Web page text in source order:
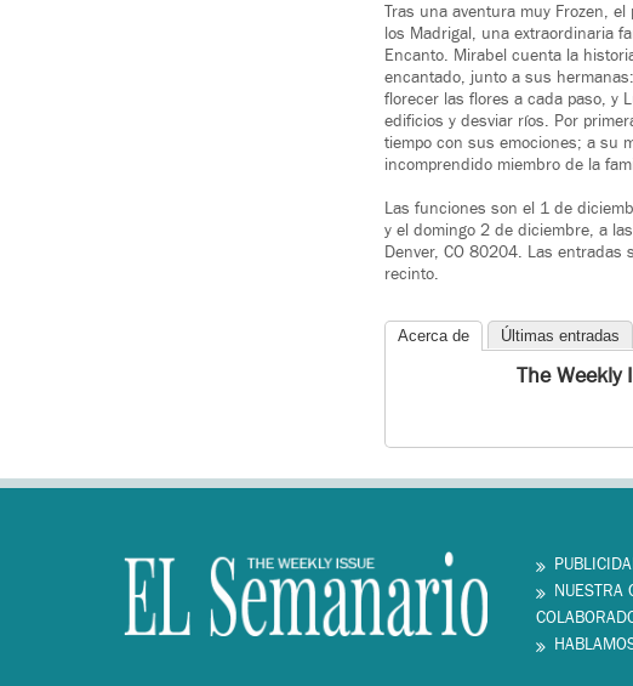
Tras una aventura muy Frozen,
los Madrigal, una extraordinaria
Encanto. Mirabel cuenta la
encantado, junto a sus
florecer las flores a cada paso, y
edificios y desviar ríos. Por
tiempo con sus emociones; a su
incomprendido miembro de la
Las funciones son el 1 de
y el domingo 2 de diciembre, a
Denver, CO 80204. Las
recinto.
Acerca de Últimas entradas
The Weekly
NUESTRA